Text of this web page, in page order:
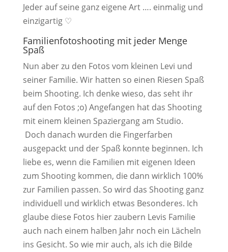
Jeder auf seine ganz eigene Art …. einmalig und
einzigartig ♡
Familienfotoshooting mit jeder Menge
Spaß
Nun aber zu den Fotos vom kleinen Levi und
seiner Familie. Wir hatten so einen Riesen Spaß
beim Shooting. Ich denke wieso, das seht ihr
auf den Fotos ;o) Angefangen hat das Shooting
mit einem kleinen Spaziergang am Studio.
Doch danach wurden die Fingerfarben
ausgepackt und der Spaß konnte beginnen. Ich
liebe es, wenn die Familien mit eigenen Ideen
zum Shooting kommen, die dann wirklich 100%
zur Familien passen. So wird das Shooting ganz
individuell und wirklich etwas Besonderes. Ich
glaube diese Fotos hier zaubern Levis Familie
auch nach einem halben Jahr noch ein Lächeln
ins Gesicht. So wie mir auch, als ich die Bilde